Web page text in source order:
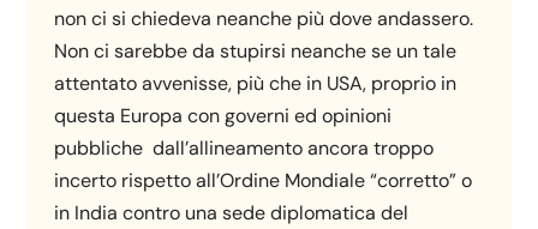
non ci si chiedeva neanche più dove andassero.
Non ci sarebbe da stupirsi neanche se un tale
attentato avvenisse, più che in USA, proprio in
questa Europa con governi ed opinioni
pubbliche dall’allineamento ancora troppo
incerto rispetto all’Ordine Mondiale “corretto” o
in India contro una sede diplomatica del